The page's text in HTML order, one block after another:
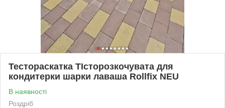
Тестораскатка ТІсторозкочувата для
кондитерки шарки лаваша Rollfix NEU
В наявності
Роздріб